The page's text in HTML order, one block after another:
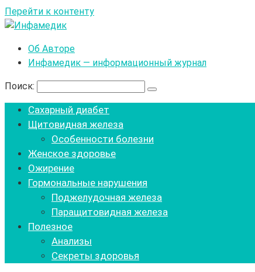
Перейти к контенту
Об Авторе
Инфамедик — информационный журнал
Поиск:
Сахарный диабет
Щитовидная железа
Особенности болезни
Женское здоровье
Ожирение
Гормональные нарушения
Поджелудочная железа
Паращитовидная железа
Полезное
Анализы
Секреты здоровья